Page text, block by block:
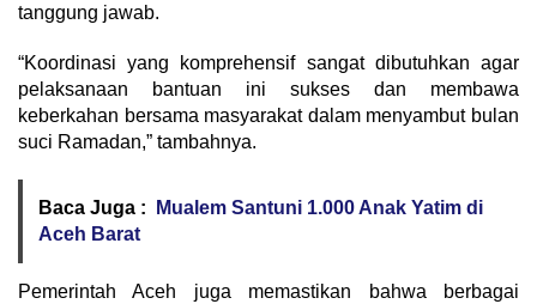
tanggung jawab.
“Koordinasi yang komprehensif sangat dibutuhkan agar
pelaksanaan bantuan ini sukses dan membawa
keberkahan bersama masyarakat dalam menyambut bulan
suci Ramadan,” tambahnya.
Baca Juga :
Mualem Santuni 1.000 Anak Yatim di
Aceh Barat
Pemerintah Aceh juga memastikan bahwa berbagai